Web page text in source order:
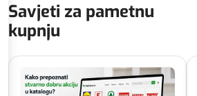
Savjeti za pametnu
kupnju